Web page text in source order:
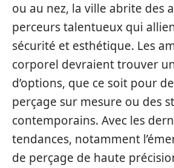
ou au nez, la ville abrite des
perceurs talentueux qui
sécurité et esthétique. Les
corporel devraient trouver
d’options, que ce soit pour
perçage sur mesure ou des
contemporains. Avec les
tendances, notamment
de perçage de haute